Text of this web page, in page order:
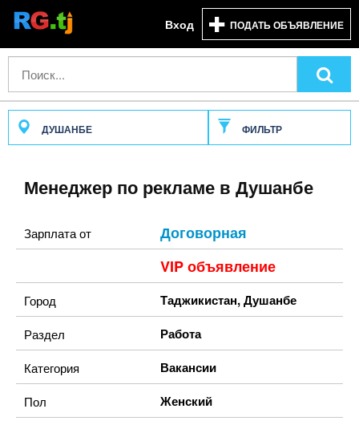
Вход ПОДАТЬ ОБЪЯВЛЕНИЕ
ДУШАНБЕ ФИЛЬТР
Менеджер по рекламе в Душанбе
Зарплата от
Договорная
VIP объявление
Город Таджикистан,Душанбе
Раздел Работа
Категория Вакансии
Пол Женский